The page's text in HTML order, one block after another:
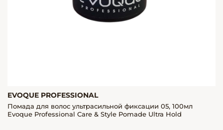
EVOQUE PROFESSIONAL
Помада для волос ультрасильной фиксации 05, 100мл
Evoque Professional Care & Style Pomade Ultra Hold